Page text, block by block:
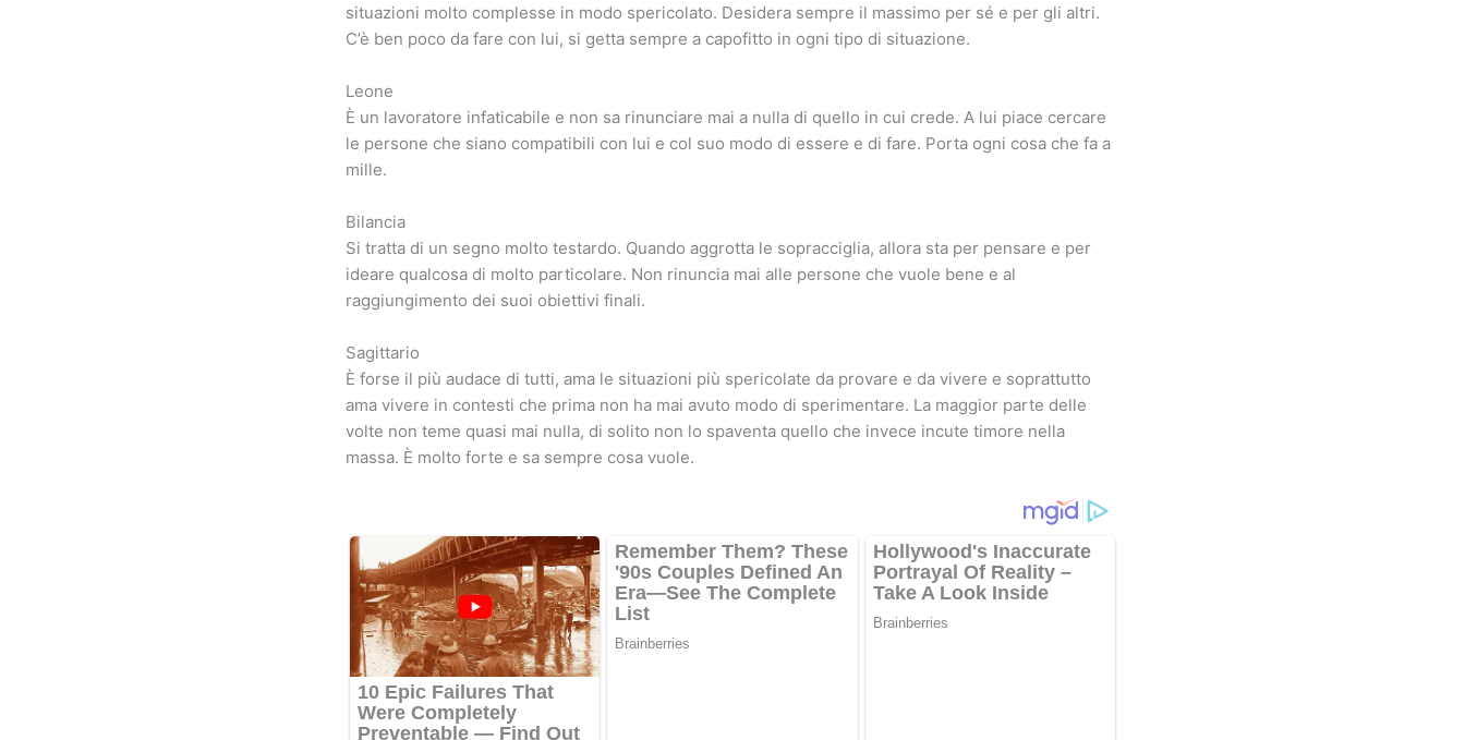
situazioni molto complesse in modo spericolato. Desidera sempre il massimo per sé e per gli altri.
C’è ben poco da fare con lui, si getta sempre a capofitto in ogni tipo di situazione.
Leone
È un lavoratore infaticabile e non sa rinunciare mai a nulla di quello in cui crede. A lui piace cercare
le persone che siano compatibili con lui e col suo modo di essere e di fare. Porta ogni cosa che fa a
mille.
Bilancia
Si tratta di un segno molto testardo. Quando aggrotta le sopracciglia, allora sta per pensare e per
ideare qualcosa di molto particolare. Non rinuncia mai alle persone che vuole bene e al
raggiungimento dei suoi obiettivi finali.
Sagittario
È forse il più audace di tutti, ama le situazioni più spericolate da provare e da vivere e soprattutto
ama vivere in contesti che prima non ha mai avuto modo di sperimentare. La maggior parte delle
volte non teme quasi mai nulla, di solito non lo spaventa quello che invece incute timore nella
massa. È molto forte e sa sempre cosa vuole.